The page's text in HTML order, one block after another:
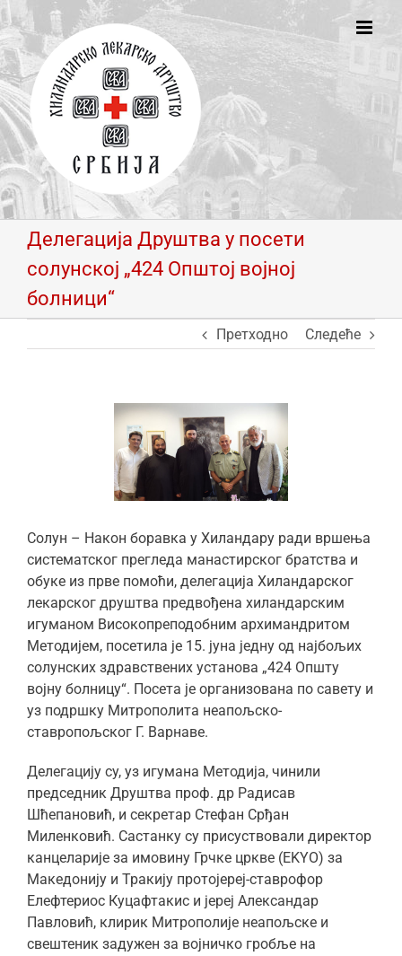
Skip
to
content
Делегација Друштва у посети
солунској „424 Општој војној
болници“
Претходно Следеће
Солун – Након боравка у Хиландару ради вршења
систематског прегледа манастирског братства и
обуке из прве помоћи, делегација Хиландарског
лекарског друштва предвођена хиландарским
игуманом Високопреподобним архимандритом
Методијем, посетила је 15. јуна једну од најбољих
солунских здравствених установа „424 Општу
војну болницу“. Посета је организована по савету и
уз подршку Митрополита неапољско-
ставропољског Г. Варнаве.
Делегацију су, уз игумана Методија, чинили
председник Друштва проф. др Радисав
Шћепановић, и секретар Стефан Срђан
Миленковић. Састанку су присуствовали директор
канцеларије за имовину Грчке цркве (EKYO) за
Македонију и Тракију протојереј-ставрофор
Елефтериос Куцафтакис и јереј Александар
Павловић, клирик Митрополије неапољске и
свештеник задужен за војничко гробље на